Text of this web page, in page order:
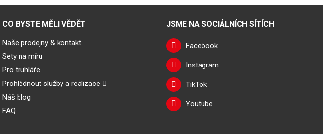
CO BYSTE MĚLI VĚDĚT
Naše prodejny & kontakt
Sety na míru
Pro truhláře
Prohlédnout služby a realizace
Náš blog
FAQ
JSME NA SOCIÁLNÍCH SÍTÍCH
Facebook
Instagram
TikTok
Youtube